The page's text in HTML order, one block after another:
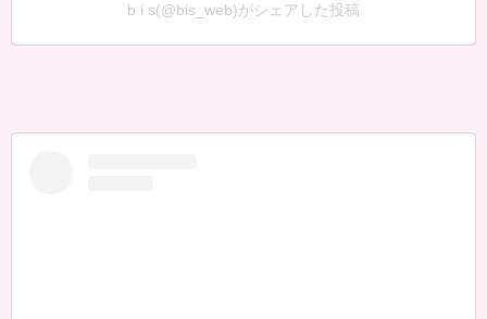
b i s(@bis_web)がシェアした投稿